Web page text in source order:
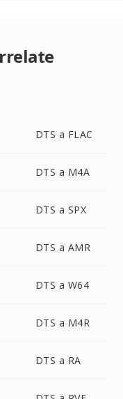
DTS a FLAC
DTS a M4A
DTS a SPX
DTS a AMR
DTS a W64
DTS a M4R
DTS a RA